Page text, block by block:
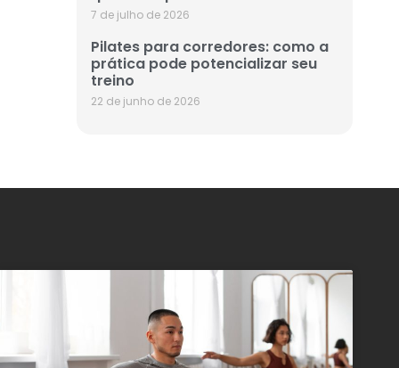
7 de julho de 2026
Pilates para corredores: como a
prática pode potencializar seu
treino
22 de junho de 2026